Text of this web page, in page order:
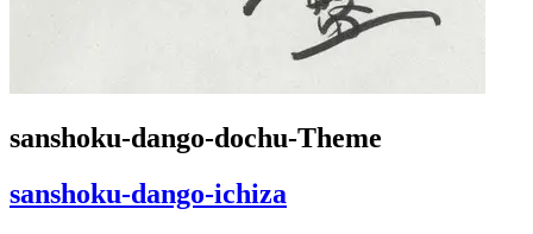
sanshoku-dango-dochu-Theme
sanshoku-dango-ichiza